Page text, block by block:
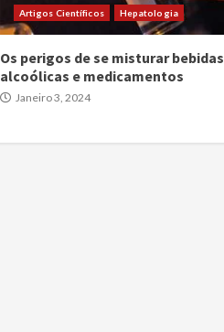
Artigos Científicos Hepatologia
Os perigos de se misturar bebidas
alcoólicas e medicamentos
Janeiro 3, 2024